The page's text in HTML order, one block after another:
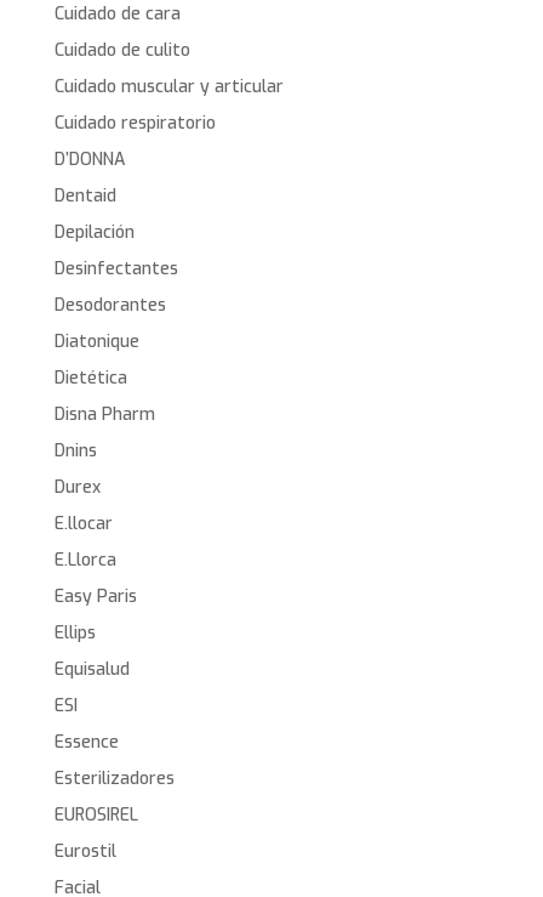
Cuidado de cara
Cuidado de culito
Cuidado muscular y articular
Cuidado respiratorio
D’DONNA
Dentaid
Depilación
Desinfectantes
Desodorantes
Diatonique
Dietética
Disna Pharm
Dnins
Durex
E.llocar
E.Llorca
Easy Paris
Ellips
Equisalud
ESI
Essence
Esterilizadores
EUROSIREL
Eurostil
Facial